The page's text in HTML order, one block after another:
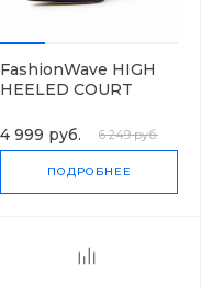
FashionWave HIGH
HEELED COURT
4 999 руб. 6 249 руб.
ПОДРОБНЕЕ